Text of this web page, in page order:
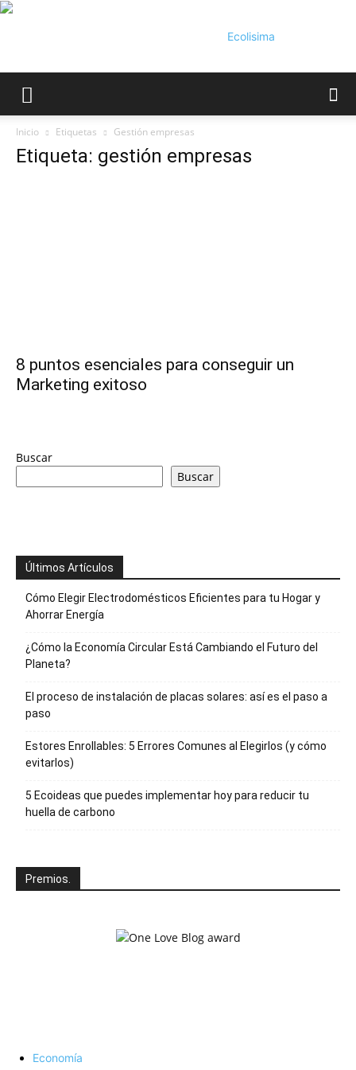
Inicio Etiquetas Gestión empresas
Etiqueta: gestión empresas
8 puntos esenciales para conseguir un
Marketing exitoso
Buscar
Buscar
Últimos Artículos
Cómo Elegir Electrodomésticos Eficientes para tu Hogar y
Ahorrar Energía
¿Cómo la Economía Circular Está Cambiando el Futuro del
Planeta?
El proceso de instalación de placas solares: así es el paso a
paso
Estores Enrollables: 5 Errores Comunes al Elegirlos (y cómo
evitarlos)
5 Ecoideas que puedes implementar hoy para reducir tu
huella de carbono
Premios.
Economía